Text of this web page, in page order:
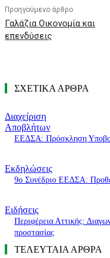
Προηγούμενο άρθρο
Γαλάζια Οικονομία και
επενδύσεις
ΣΧΕΤΙΚΑ ΑΡΘΡΑ
Διαχείριση
Αποβλήτων
ΕΕΔΣΑ: Πρόσκληση
Εκδηλώσεις
9ο Συνέδριο ΕΕΔΣΑ:
Ειδήσεις
Περιφέρεια Αττικής:
προστασίας
ΤΕΛΕΥΤΑΙΑ ΑΡΘΡΑ